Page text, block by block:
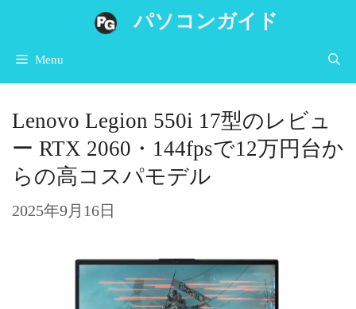
へ
キ
パソコンガイド
Menu
Lenovo Legion 550i 17型のレビュ
ー RTX 2060・144fpsで12万円台か
らの高コスパモデル
2025年9月16日